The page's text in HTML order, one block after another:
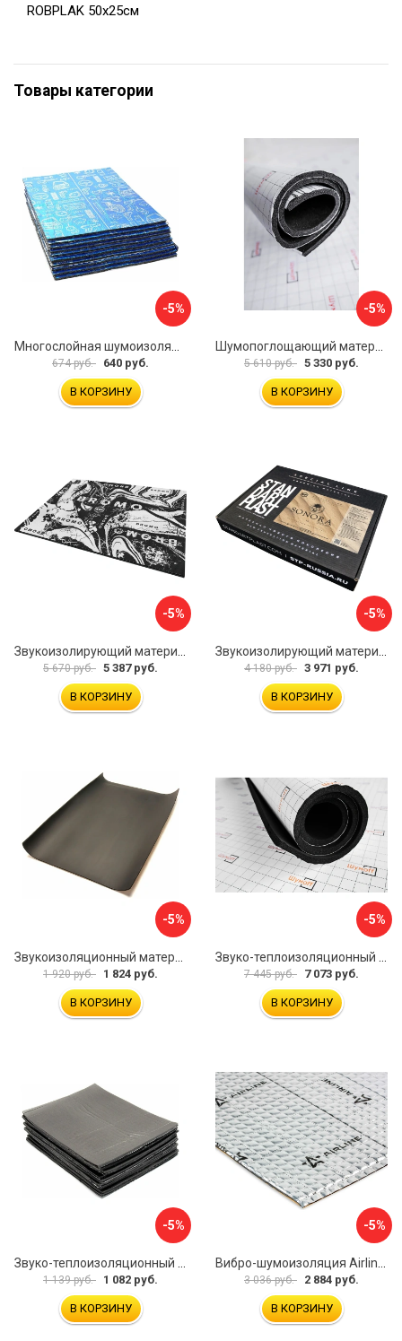
ROBPLAK 50х25см
Товары категории
-5%
674 руб. 640 руб.
В КОРЗИНУ
-5%
5 610 руб. 5 330 руб.
В КОРЗИНУ
-5%
Звукоизолирующий материал STP Bromo 54253
5 670 руб. 5 387 руб.
В КОРЗИНУ
-5%
Звукоизолирующий материал STP Sonora 54254
4 180 руб. 3 971 руб.
В КОРЗИНУ
-5%
1 920 руб. 1 824 руб.
В КОРЗИНУ
-5%
7 445 руб. 7 073 руб.
В КОРЗИНУ
-5%
1 139 руб. 1 082 руб.
В КОРЗИНУ
-5%
3 036 руб. 2 884 руб.
В КОРЗИНУ